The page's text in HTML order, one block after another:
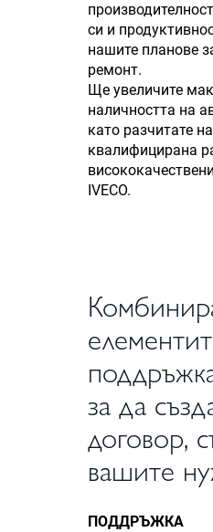
си и
нашите планове
ремонт.
Ще увеличите
наличността на
като разчитате
квалифицирана
IVECO.
за да
договор,
вашите
ПОДДРЪЖКА